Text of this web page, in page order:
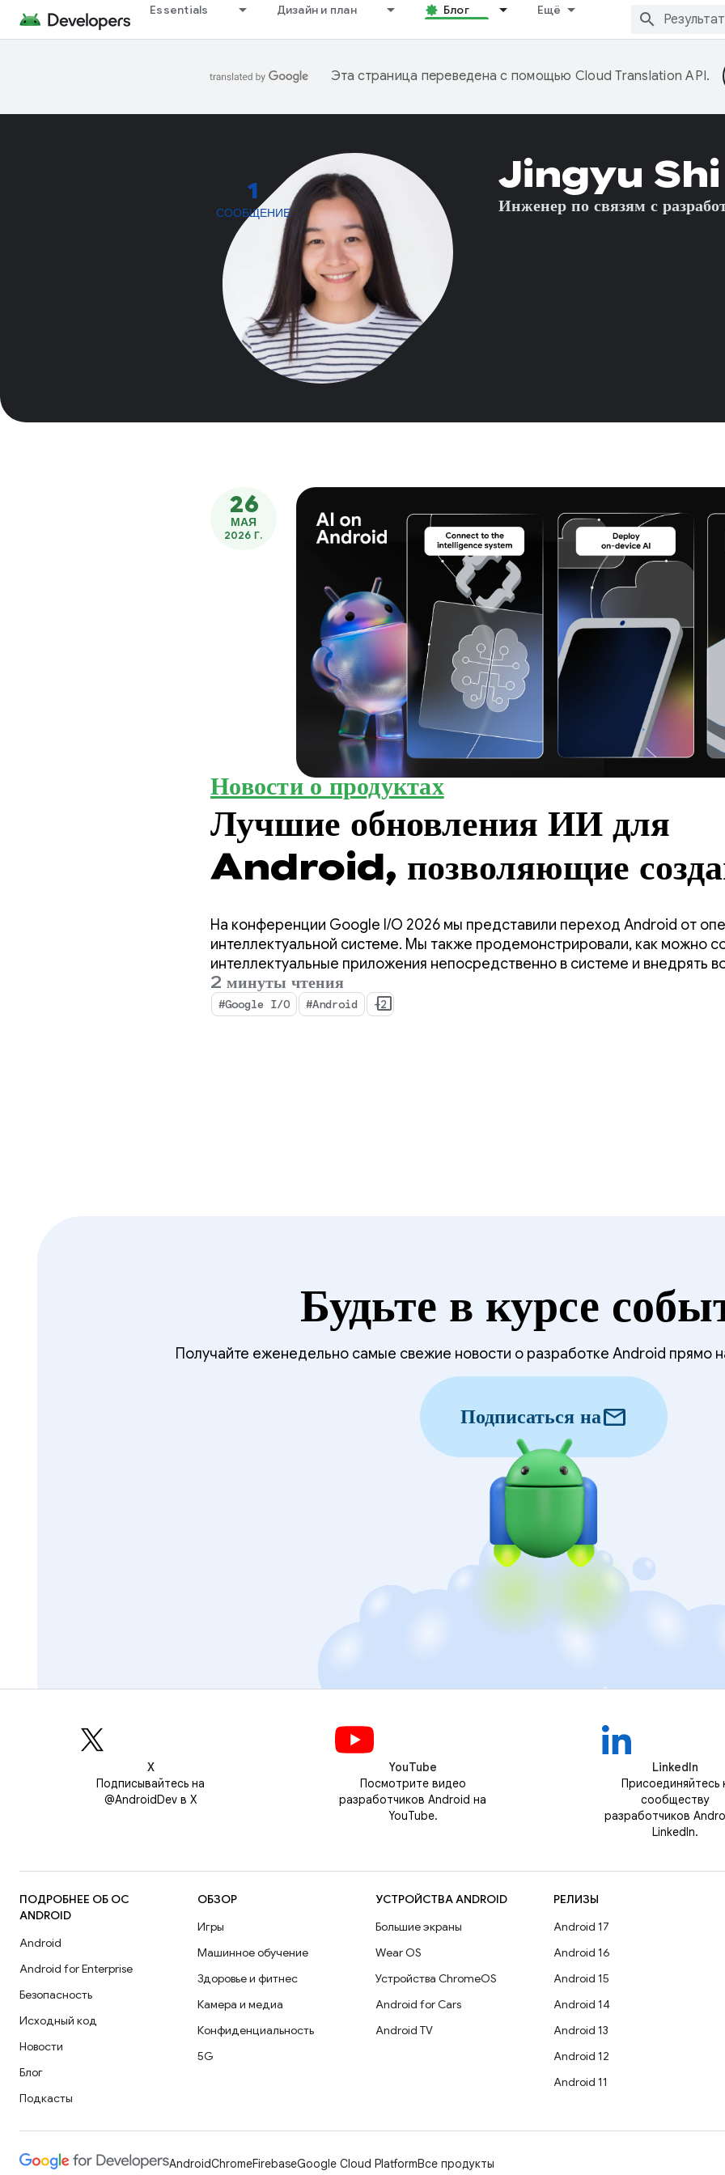
Essentials Дизайн и план Блог Ещё
Эта страница переведена с помощью Cloud Translation API.
1
СООБЩЕНИЕ
Jingyu Shi
Инженер по связям с
26
МАЯ
2026 Г.
Новости о продуктах
Лучшие обновления ИИ для
Android, позволяющие
интеллектуальные
итогам Google I/O '26.
На конференции Google I/O 2026 мы представили переход Android от
интеллектуальной системе. Мы также продемонстрировали, как можно
интеллектуальные приложения непосредственно в системе и внедрять
искусственного интеллекта Google в ваши приложения.
2 минуты чтения
#Google I/O #Android +2
Будьте в курсе
Получайте еженедельно самые свежие новости о разработке Android прямо
Подписаться наmail
Х
Подписывайтесь на
@AndroidDev в X
YouTube
Посмотрите видео
разработчиков Android на
YouTube.
LinkedIn
Присоединяйтесь
сообществу
разработчиков
LinkedIn.
ПОДРОБНЕЕ ОБ ОС
ANDROID
Android
Android for Enterprise
Безопасность
Исходный код
Новости
Блог
Подкасты
ОБЗОР
Игры
Машинное обучение
Здоровье и фитнес
Камера и медиа
Конфиденциальность
5G
УСТРОЙСТВА ANDROID
Большие экраны
Wear OS
Устройства ChromeOS
Android for Cars
Android TV
РЕЛИЗЫ
Android 17
Android 16
Android 15
Android 14
Android 13
Android 12
Android 11
AndroidChromeFirebaseGoogle Cloud PlatformВсе продукты